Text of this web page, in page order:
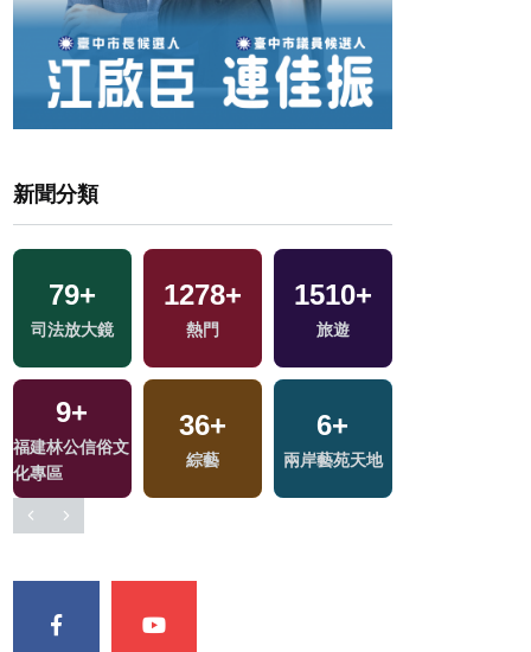
新聞分類
79+
司法放大鏡
1278+
熱門
1510+
旅遊
9+
福建林公信俗文
化專區
36+
綜藝
6+
兩岸藝苑天地